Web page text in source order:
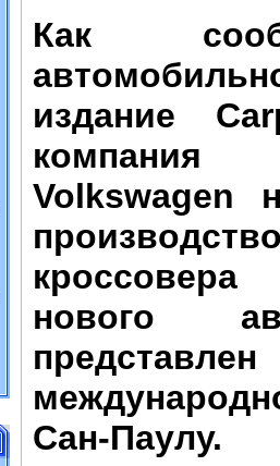
Как
издание
компания
Volkswagen
кроссовера
нового
Сан-Паулу.